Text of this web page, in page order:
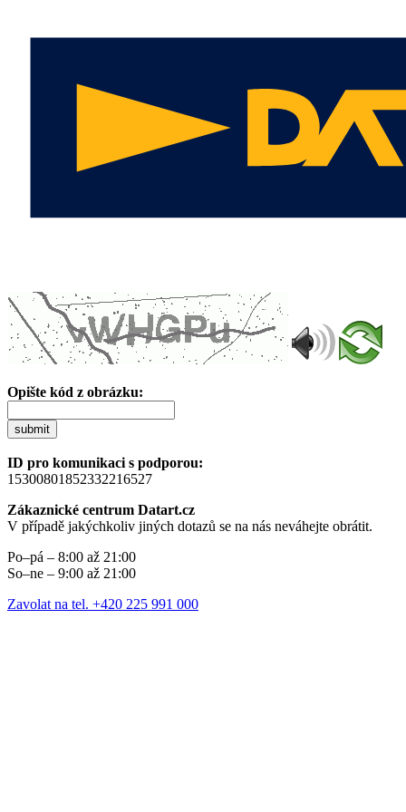
Opište kód z obrázku:
submit
ID pro komunikaci s podporou:
15300801852332216527
Zákaznické centrum Datart.cz
V případě jakýchkoliv jiných dotazů se na nás neváhejte obrátit.
Po–pá – 8:00 až 21:00
So–ne – 9:00 až 21:00
Zavolat na tel. +420 225 991 000